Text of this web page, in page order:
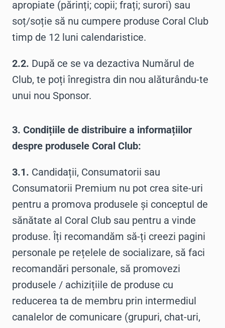
apropiate (părinți; copii; frați; surori) sau
soț/soție să nu cumpere produse Coral Club
timp de 12 luni calendaristice.
2.2. După ce se va dezactiva Numărul de
Club, te poți înregistra din nou alăturându-te
unui nou Sponsor.
3. Condițiile de distribuire a informațiilor
despre produsele Coral Club:
3.1. Candidații, Consumatorii sau
Consumatorii Premium nu pot crea site-uri
pentru a promova produsele și conceptul de
sănătate al Coral Club sau pentru a vinde
produse. Îți recomandăm să-ți creezi pagini
personale pe rețelele de socializare, să faci
recomandări personale, să promovezi
produsele / achizițiile de produse cu
reducerea ta de membru prin intermediul
canalelor de comunicare (grupuri, chat-uri,